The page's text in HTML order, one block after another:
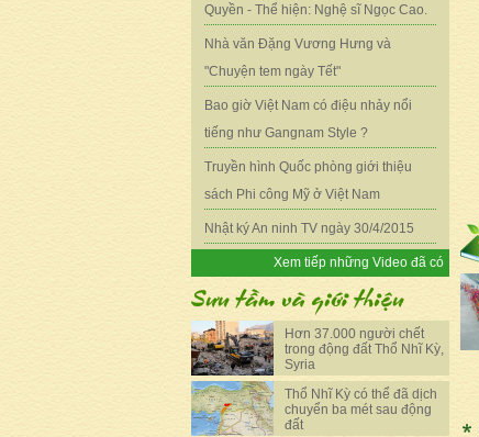
Quyền - Thể hiện: Nghệ sĩ Ngọc Cao.
Nhà văn Đặng Vương Hưng và
"Chuyện tem ngày Tết"
Bao giờ Việt Nam có điệu nhảy nổi
tiếng như Gangnam Style ?
Truyền hình Quốc phòng giới thiệu
sách Phi công Mỹ ở Việt Nam
Nhật ký An ninh TV ngày 30/4/2015
Xem tiếp những Video đã có
Hơn 37.000 người chết
trong động đất Thổ Nhĩ Kỳ,
Syria
Thổ Nhĩ Kỳ có thể đã dịch
chuyển ba mét sau động
đất